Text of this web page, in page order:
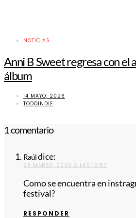
NOTICIAS
Anni B Sweet regresa con el
álbum
14 MAYO, 2026
TODOINDIE
1 comentario
Raúldice:
28 MARZO, 2020 A LAS 12:50
Como se encuentra en
festival?
RESPONDER